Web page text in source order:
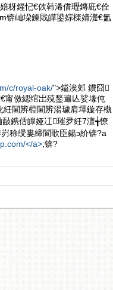
枒鍟忋€佽韩浠借瓑鏄庛€佺
锛屾垜鍊戝皣鍙婃檪婧濋€氳
c/royal-oak/">鎰涘郊 鐨囧
傚緦绾岀殑鍫遍亾娑堟伅
閫辨棩閫辨湯璩肩墿鏇存槸
鎸佸皥娅冮璀夛紝7澶╅憭
稌绶婁締閬歌臣鍚э紒锛?a
</a>;锛?